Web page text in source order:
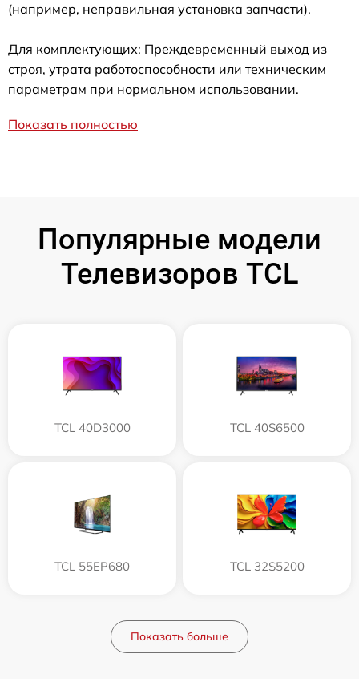
(например, неправильная установка запчасти).
Для комплектующих: Преждевременный выход из
строя, утрата работоспособности или техническим
параметрам при нормальном использовании.
Показать полностью
Популярные модели
Телевизоров TCL
TCL 40D3000 TCL 40S6500
TCL 55EP680 TCL 32S5200
Показать больше